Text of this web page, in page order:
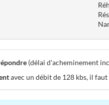
(délai d'acheminement
avec un débit de 128 kbs, il